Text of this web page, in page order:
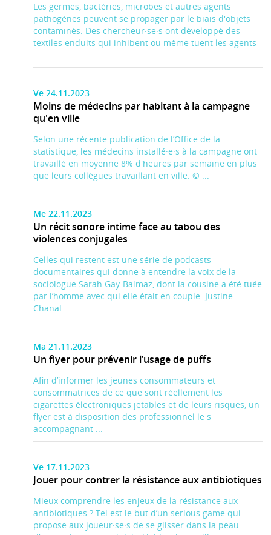
Les germes, bactéries, microbes et autres agents
pathogènes peuvent se propager par le biais d'objets
contaminés. Des chercheur·se·s ont développé des
textiles enduits qui inhibent ou même tuent les agents
...
Ve 24.11.2023
Moins de médecins par habitant à la campagne
qu'en ville
Selon une récente publication de l’Office de la
statistique, les médecins installé·e·s à la campagne ont
travaillé en moyenne 8% d'heures par semaine en plus
que leurs collègues travaillant en ville. © ...
Me 22.11.2023
Un récit sonore intime face au tabou des
violences conjugales
Celles qui restent est une série de podcasts
documentaires qui donne à entendre la voix de la
sociologue Sarah Gay-Balmaz, dont la cousine a été tuée
par l’homme avec qui elle était en couple. Justine
Chanal ...
Ma 21.11.2023
Un flyer pour prévenir l’usage de puffs
Afin d’informer les jeunes consommateurs et
consommatrices de ce que sont réellement les
cigarettes électroniques jetables et de leurs risques, un
flyer est à disposition des professionnel·le·s
accompagnant ...
Ve 17.11.2023
Jouer pour contrer la résistance aux antibiotiques
Mieux comprendre les enjeux de la résistance aux
antibiotiques ? Tel est le but d’un serious game qui
propose aux joueur·se·s de se glisser dans la peau